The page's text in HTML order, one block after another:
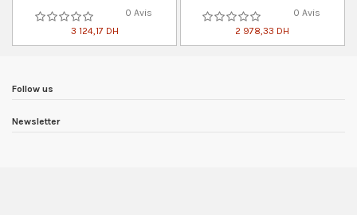
0 Avis
3 124,17 DH
0 Avis
2 978,33 DH
Follow us
Newsletter